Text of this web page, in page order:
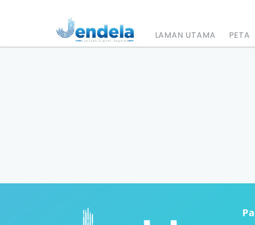
LAMAN UTAMA PETA